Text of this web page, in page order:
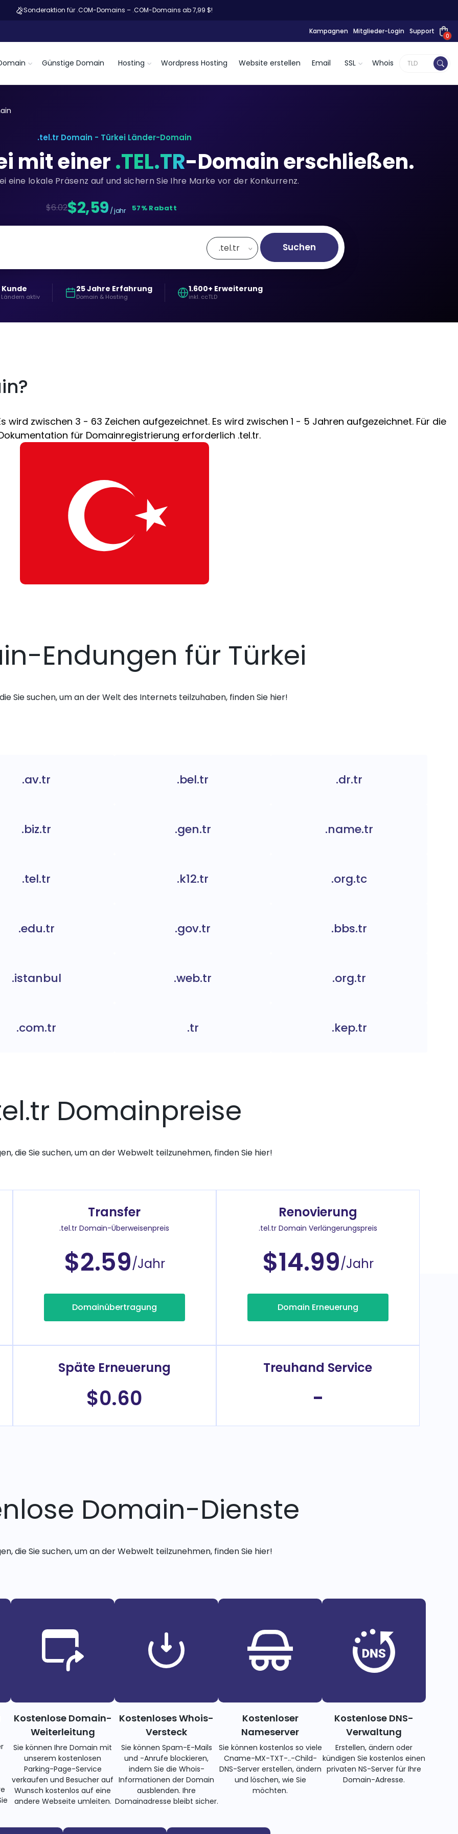
Sonderaktion für .COM-Domains – .COM-Domains ab 7,99 $!
Kampagnen Mitglieder-Login Support
0
Günstige Domain Hosting Wordpress Hosting Website erstellen Email SSL Whois
.tel.tr Domain - Türkei Länder-Domain
mit einer.TEL.TR-Domain erschließen.
eine lokale Präsenz auf und sichern Sie Ihre Marke vor der Konkurrenz.
$6.02$2,59 / jahr 57% Rabatt
.tel.tr Suchen
Kunde
aktiv
25 Jahre Erfahrung
Domain & Hosting
1.600+ Erweiterung
inkl. ccTLD
wird zwischen 3 - 63 Zeichen aufgezeichnet. Es wird zwischen 1 - 5 Jahren aufgezeichnet. Für die
für Domainregistrierung erforderlich .tel.tr.
Endungen für Türkei
Sie suchen, um an der Welt des Internets teilzuhaben, finden Sie hier!
.av.tr .bel.tr .dr.tr
.biz.tr .gen.tr .name.tr
.tel.tr .k12.tr .org.tc
.edu.tr .gov.tr .bbs.tr
.istanbul .web.tr .org.tr
.com.tr .tr .kep.tr
Domainpreise
die Sie suchen, um an der Webwelt teilzunehmen, finden Sie hier!
Transfer
.tel.tr Domain-Überweisenpreis
$2.59/Jahr
Domainübertragung
Renovierung
.tel.tr Domain Verlängerungspreis
$14.99/Jahr
Domain Erneuerung
Späte Erneuerung
$0.60
Treuhand Service
-
Domain-Dienste
die Sie suchen, um an der Webwelt teilzunehmen, finden Sie hier!
Kostenlose Domain-
Weiterleitung
Sie können Ihre Domain mit
unserem kostenlosen
Parking-Page-Service
verkaufen und Besucher auf
Wunsch kostenlos auf eine
andere Webseite umleiten.
Kostenloses Whois-
Versteck
Sie können Spam-E-Mails
und -Anrufe blockieren,
indem Sie die Whois-
Informationen der Domain
ausblenden. Ihre
Domainadresse bleibt sicher.
Kostenloser
Nameserver
Sie können kostenlos so viele
Cname-MX-TXT-..-Child-
DNS-Server erstellen, ändern
und löschen, wie Sie
möchten.
Kostenlose DNS-
Verwaltung
Erstellen, ändern oder
kündigen Sie kostenlos einen
privaten NS-Server für Ihre
Domain-Adresse.